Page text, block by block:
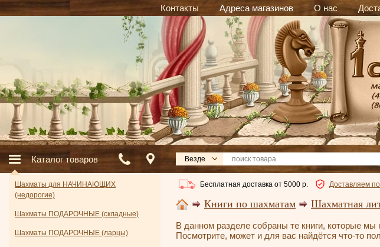
Контакты Адреса магазинов О нас
Каталог товаров Везде
Бесплатная доставка от 5000 р. Доставляем
Книги по шахматам Шахматная
В данном разделе собраны те книги, которые мы
Посмотрите, может и для вас найдётся что-то
Шахматы для НАЧИНАЮЩИХ
(недорогие)
Шахматы ПОДАРОЧНЫЕ (складные)
Шахматы ПОДАРОЧНЫЕ (ларцы)